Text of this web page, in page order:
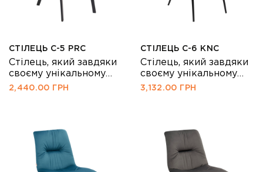
СТІЛЕЦЬ С-5 PRC
Стілець, який завдяки
своєму унікальному
дизайну та якісним
2,440.00 ГРН
СТІЛЕЦЬ С-6 KNC
Стілець, який завдяки
своєму унікальному
дизайну та якісним
3,132.00 ГРН